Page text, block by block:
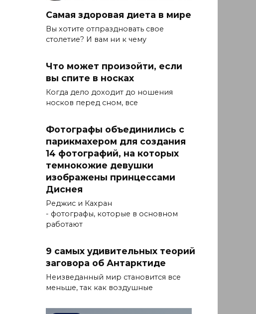
Самая здоровая диета в мире
Вы хотите отпраздновать свое
столетие? И вам ни к чему
Что может произойти, если
вы спите в носках
Когда дело доходит до ношения
носков перед сном, все
Фотографы объединились с
парикмахером для создания
14 фотографий, на которых
темнокожие девушки
изображены принцессами
Диснея
Реджис и Кахран
- фотографы, которые в основном
работают
9 самых удивительных теорий
заговора об Антарктиде
Неизведанный мир становится все
меньше, так как воздушные